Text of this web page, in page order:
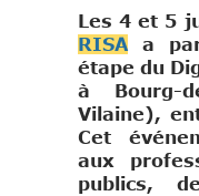
Les 4 et 5
RISA a
étape du
à Bourg-
Vilaine),
Cet
aux
publics,